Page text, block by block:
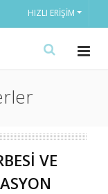
HIZLI ERIŞIM
VE